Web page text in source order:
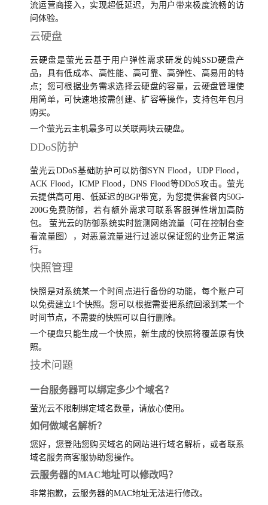
流运营商接入，实现超低延迟，为用户带来极度流畅的访
问体验。
云硬盘
云硬盘是萤光云基于用户弹性需求研发的纯SSD硬盘产
品，具有低成本、高性能、高可靠、高弹性、高易用的特
点；您可根据业务需求选择云硬盘的容量，云硬盘管理使
用简单，可快速地按需创建、扩容等操作，支持包年包月
购买。
一个萤光云主机最多可以关联两块云硬盘。
DDoS防护
萤光云DDoS基础防护可以防御SYN Flood，UDP Flood，
ACK Flood，ICMP Flood，DNS Flood等DDoS攻击。萤光
云提供高可用、低延迟的BGP带宽，为您提供套餐内50G-
200G免费防御，若有额外需求可联系客服弹性增加高防
包。 萤光云的防御系统实时监测网络流量（可在控制台查
看流量图），对恶意流量进行过滤以保证您的业务正常运
行。
快照管理
快照是对系统某一个时间点进行备份的功能，每个账户可
以免费建立1个快照。您可以根据需要把系统回滚到某一个
时间节点，不需要的快照可以自行删除。
一个硬盘只能生成一个快照，新生成的快照将覆盖原有快
照。
技术问题
一台服务器可以绑定多少个域名？
萤光云不限制绑定域名数量，请放心使用。
如何做域名解析？
您好，您登陆您购买域名的网站进行域名解析，或者联系
域名服务商客服协助您操作。
云服务器的MAC地址可以修改吗？
非常抱歉，云服务器的MAC地址无法进行修改。